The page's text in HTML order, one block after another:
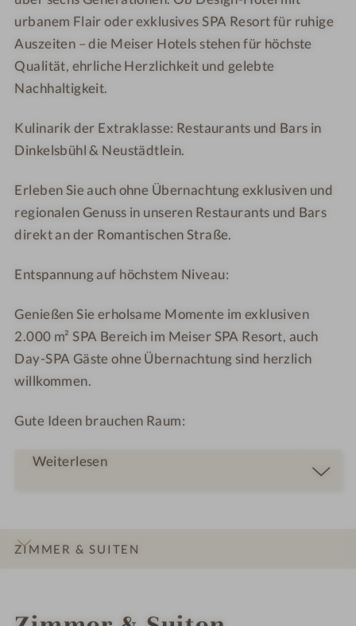
urbanem Flair oder exklusives SPA Resort für ruhige
Auszeiten – die Meiser Hotels stehen für höchste
Qualität, ehrliche Herzlichkeit und gelebte
Nachhaltigkeit.
Kulinarik der Extraklasse: Restaurants und Bars in
Dinkelsbühl & Neustädtlein.
Erleben Sie auch ohne Übernachtung exklusiven und
regionalen Genuss in unseren Restaurants und Bars
direkt an der Romantischen Straße.
Entspannung auf höchstem Niveau:
Genießen Sie erholsame Momente im exklusiven
2.000 m² SPA Bereich im Meiser SPA Resort, auch
Day-SPA Gäste ohne Übernachtung sind herzlich
willkommen.
Gute Ideen brauchen Raum:
Weiterlesen
ZIMMER & SUITEN